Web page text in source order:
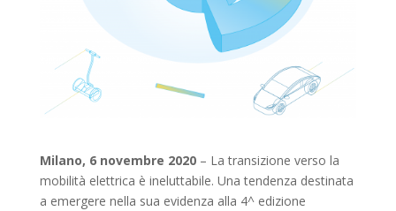
Milano, 6 novembre 2020– La transizione verso la
mobilità elettrica è ineluttabile. Una tendenza destinata
a emergere nella sua evidenza alla 4^ edizione